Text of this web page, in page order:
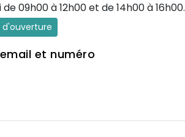
09h00 à 12h00 et de 14h00 à 16h00.
d'ouverture
et numéro